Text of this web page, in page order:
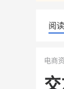
阅
电商
白帝